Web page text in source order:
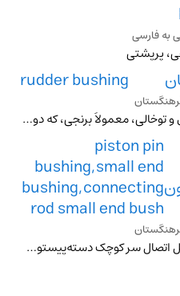
به فارسی
پرپشتی
rudder bushing
استوانه‌ای فلزی و توخالی، معمولاً برنجی، که دورتادور خار لولای سکان قرار دارد
piston pin
bushing,small end
bushing,connecting
rod small end bush
بوشی که در محل اتصال سر کوچک دسته‌پیستون به انگشتی پیستون تعبیه می‌شود متـ . بوش سر کوچک شاتون، آستینۀ سر کوچک دسته‌پیستون، آستینۀ سر کوچک شاتون